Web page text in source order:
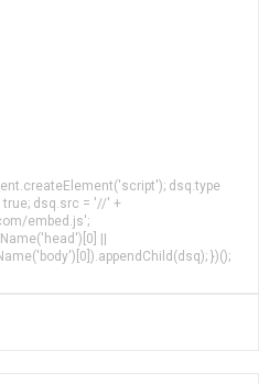
dsq.type
dsq.src = '//' +
embed.js';
||
})();